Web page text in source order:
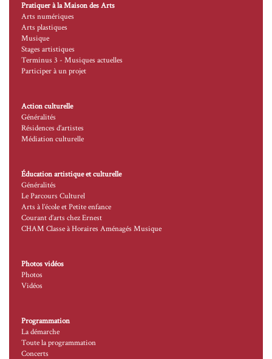
Pratiquer à la Maison des Arts
Arts numériques
Arts plastiques
Musique
Stages artistiques
Terminus 3 - Musiques actuelles
Participer à un projet
Action culturelle
Généralités
Résidences d’artistes
Médiation culturelle
Éducation artistique et culturelle
Généralités
Le Parcours Culturel
Arts à l’école et Petite enfance
Courant d’arts chez Ernest
CHAM Classe à Horaires Aménagés Musique
Photos vidéos
Photos
Vidéos
Programmation
La démarche
Toute la programmation
Concerts